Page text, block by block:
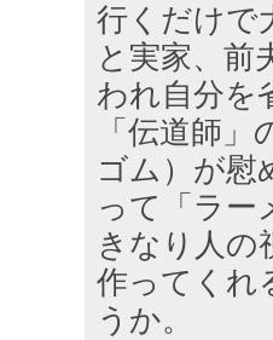
行くだけで
と実家、前
われ自分を
「伝道師
ゴム）が慰
って「ラー
きなり人の
作ってくれ
うか。